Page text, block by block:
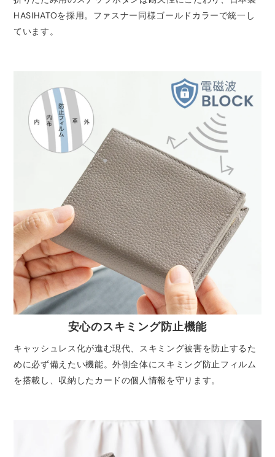
HASIHATOを採用。ファスナー同様ゴールドカラーで統一し
ています。
安心のスキミング防止機能
キャッシュレス化が進む現代、スキミング被害を防止するた
めに必ず備えたい機能。外側全体にスキミング防止フィルム
を搭載し、収納したカードの個人情報を守ります。